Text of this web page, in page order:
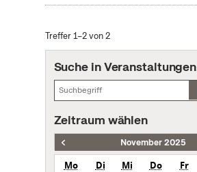
Treffer 1–2 von 2
Suche in Veranstaltungen
Zeitraum wählen
November 2025
Mo Di Mi Do Fr